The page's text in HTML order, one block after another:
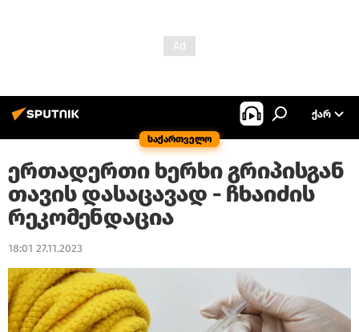
საქართველო
ᲥᲐᲠ
ერთადერთი ხერხი გრიპისგან
თავის დასაცავად - ჩხაიძის
რეკომენდაცია
18:01 27.11.2023